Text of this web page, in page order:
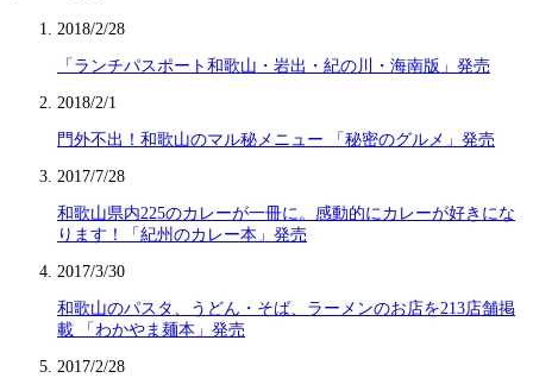
2018/2/28
「ランチパスポート和歌山・岩出・紀の川・海南版」発売
2018/2/1
門外不出！和歌山のマル秘メニュー 「秘密のグルメ」発売
2017/7/28
和歌山県内225のカレーが一冊に。感動的にカレーが好きにな
ります！「紀州のカレー本」発売
2017/3/30
和歌山のパスタ、うどん・そば、ラーメンのお店を213店舗掲
載 「わかやま麺本」発売
2017/2/28